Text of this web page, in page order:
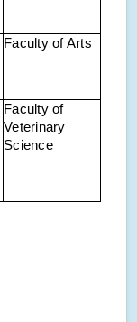
Faculty of Arts
Faculty of
Veterinary
Science